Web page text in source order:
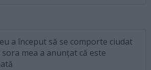
a început să se comporte ciudat
sora mea a anunțat că este